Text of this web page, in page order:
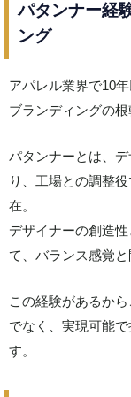
パタンナー経
ング
アパレル業界で10
ブランディングの根
パタンナーとは、
り、工場との調整
在。
デザイナーの創造
て、バランス感覚と
この経験があるか
でなく、実現可能
す。